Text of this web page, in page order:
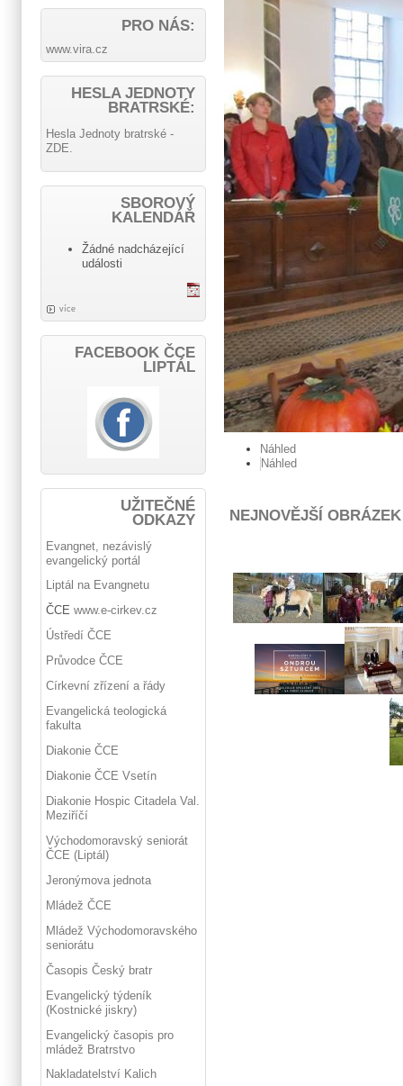
Náhled
Náhled
NEJNOVĚJŠÍ OBRÁZEK
PRO NÁS:
www.vira.cz
HESLA JEDNOTY
BRATRSKÉ:
Hesla Jednoty bratrské -
ZDE.
SBOROVÝ
KALENDÁŘ
Žádné nadcházející
události
více
FACEBOOK ČCE
LIPTÁL
UŽITEČNÉ
ODKAZY
Evangnet, nezávislý
evangelický portál
Liptál na Evangnetu
ČCE www.e-cirkev.cz
Ústředí ČCE
Průvodce ČCE
Církevní zřízení a řády
Evangelická teologická
fakulta
Diakonie ČCE
Diakonie ČCE Vsetín
Diakonie Hospic Citadela Val.
Meziříčí
Východomoravský seniorát
ČCE (Liptál)
Jeronýmova jednota
Mládež ČCE
Mládež Východomoravského
seniorátu
Časopis Český bratr
Evangelický týdeník
(Kostnické jiskry)
Evangelický časopis pro
mládež Bratrstvo
Nakladatelství Kalich